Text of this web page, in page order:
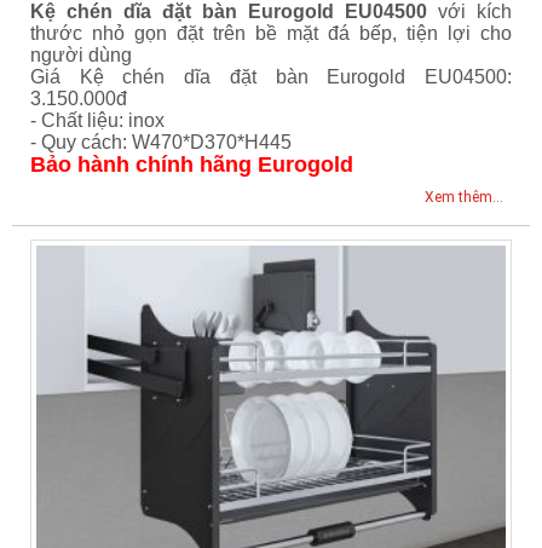
Kệ chén dĩa đặt bàn Eurogold EU04500 với kích
thước nhỏ gọn đặt trên bề mặt đá bếp, tiện lợi cho
người dùng
Giá Kệ chén dĩa đặt bàn Eurogold EU04500:
3.150.000đ
- Chất liệu: inox
- Quy cách: W470*D370*H445
Bảo hành chính hãng Eurogold
Xem thêm...